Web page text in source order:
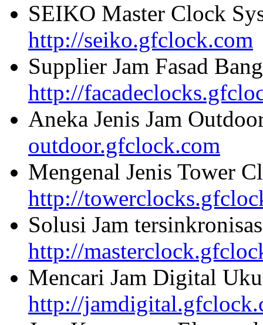
SEIKO Master Clock
http://seiko.gfclock.com
Supplier Jam Fasad
http://
Aneka Jenis Jam
outdoor.gfclock.com
Mengenal Jenis Tower
http://
Solusi Jam
http://
Mencari Jam Digital
http://